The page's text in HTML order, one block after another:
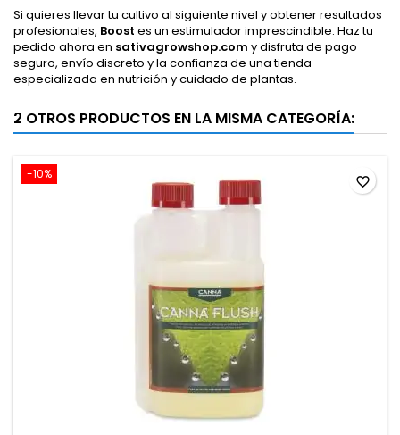
Si quieres llevar tu cultivo al siguiente nivel y obtener resultados
profesionales, Boost es un estimulador imprescindible. Haz tu
pedido ahora en sativagrowshop.com y disfruta de pago
seguro, envío discreto y la confianza de una tienda
especializada en nutrición y cuidado de plantas.
2 OTROS PRODUCTOS EN LA MISMA CATEGORÍA:
-10% favorite_border